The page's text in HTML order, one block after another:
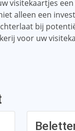
visitekaartjes
alleen een
bij
voor uw